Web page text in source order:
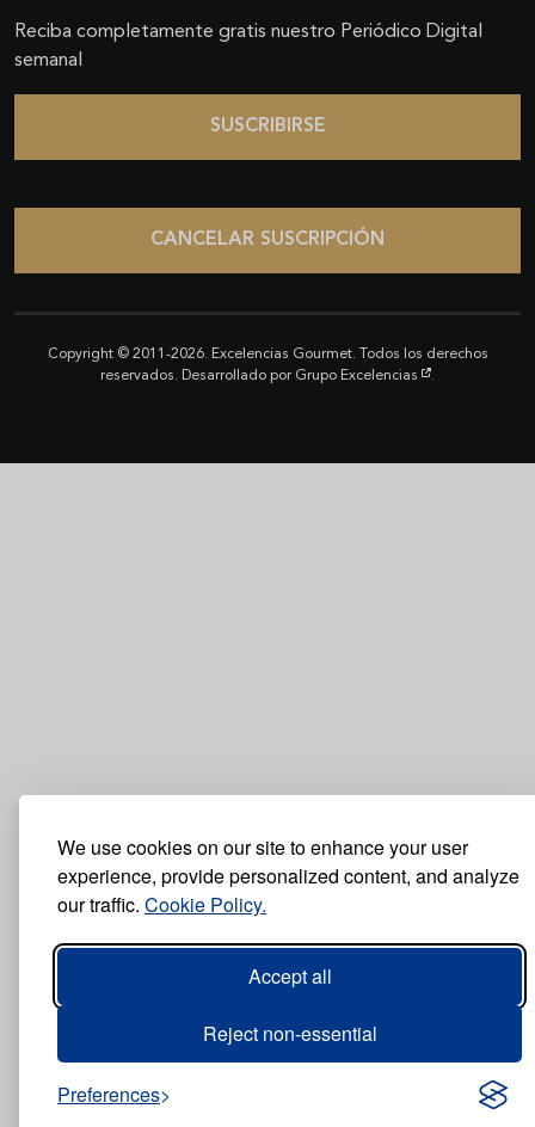
We use cookies on our site to enhance your user
experience, provide personalized content, and analyze
our traffic. Cookie Policy.
Accept all
Reject non-essential
Preferences
Reciba completamente gratis nuestro Periódico Digital
semanal
SUSCRIBIRSE
CANCELAR SUSCRIPCIÓN
Copyright © 2011-2026. Excelencias Gourmet. Todos los derechos
reservados. Desarrollado por Grupo Excelencias .